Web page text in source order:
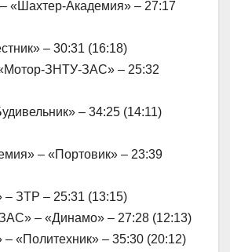
«Шахтер-Академия» – 27:17
– 30:31 (16:18)
ЗНТУ-ЗАС» – 25:32
– 34:25 (14:11)
– «Портовик» – 23:39
– ЗТР – 25:31 (13:15)
– «Динамо» – 27:28 (12:13)
– «Политехник» – 35:30 (20:12)